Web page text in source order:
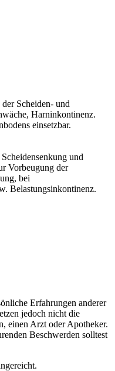
Scheiden- und
Harninkontinenz.
einsetzbar.
und
Vorbeugung der
bei
Belastungsinkontinenz.
Erfahrungen anderer
jedoch nicht die
einen Arzt oder Apotheker.
Beschwerden solltest